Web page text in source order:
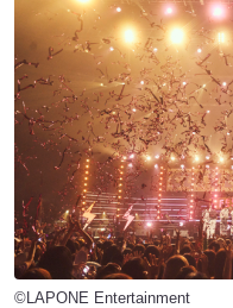
©LAPONE Entertainment